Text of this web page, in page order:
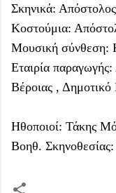
Σκηνικά:
Κοστούμια:
Μουσική σύνθεση:
Εταιρία
Βέροιας ,
Ηθοποιοί: Τάκης
Βοηθ.